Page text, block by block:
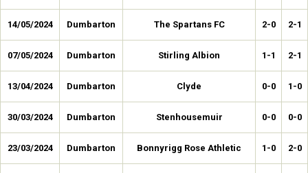
14/05/2024 Dumbarton The Spartans FC 2-0 2-1
07/05/2024 Dumbarton Stirling Albion 1-1 2-1
13/04/2024 Dumbarton Clyde 0-0 1-0
30/03/2024 Dumbarton Stenhousemuir 0-0 0-0
23/03/2024 Dumbarton Bonnyrigg Rose Athletic 1-0 2-0